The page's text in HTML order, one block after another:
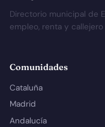
Directorio municipal de
empleo, renta y
Comunidades
Cataluña
Madrid
Andalucía